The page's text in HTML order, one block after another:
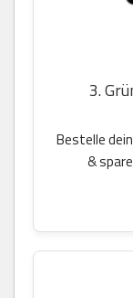
3.
Bestelle
&